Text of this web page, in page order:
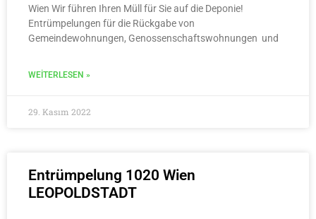
Wien Wir führen Ihren Müll für Sie auf die Deponie!
Entrümpelungen für die Rückgabe von
Gemeindewohnungen, Genossenschaftswohnungen und
WEITERLESEN »
29. Kasım 2022
Entrümpelung 1020 Wien
LEOPOLDSTADT